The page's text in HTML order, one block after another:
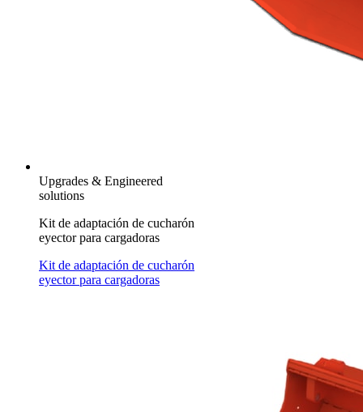
Upgrades & Engineered
solutions
Kit de adaptación de cucharón
eyector para cargadoras
Kit de adaptación de cucharón
eyector para cargadoras